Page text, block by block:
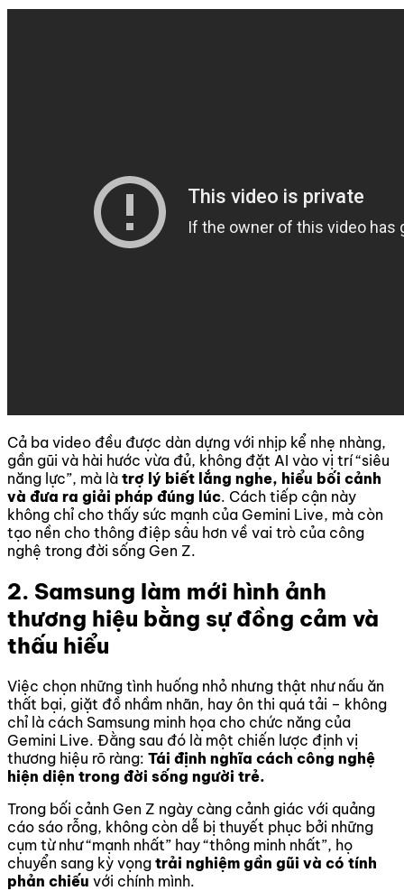
Cả ba video đều được dàn dựng với nhịp kể nhẹ nhàng,
gần gũi và hài hước vừa đủ, không đặt AI vào vị trí “siêu
năng lực”, mà là trợ lý biết lắng nghe, hiểu bối cảnh
và đưa ra giải pháp đúng lúc. Cách tiếp cận này
không chỉ cho thấy sức mạnh của Gemini Live, mà còn
tạo nền cho thông điệp sâu hơn về vai trò của công
nghệ trong đời sống Gen Z.
2. Samsung làm mới hình ảnh
thương hiệu bằng sự đồng cảm và
thấu hiểu
Việc chọn những tình huống nhỏ nhưng thật như nấu ăn
thất bại, giặt đồ nhầm nhãn, hay ôn thi quá tải – không
chỉ là cách Samsung minh họa cho chức năng của
Gemini Live. Đằng sau đó là một chiến lược định vị
thương hiệu rõ ràng: Tái định nghĩa cách công nghệ
hiện diện trong đời sống người trẻ.
Trong bối cảnh Gen Z ngày càng cảnh giác với quảng
cáo sáo rỗng, không còn dễ bị thuyết phục bởi những
cụm từ như “mạnh nhất” hay “thông minh nhất”, họ
chuyển sang kỳ vọng trải nghiệm gần gũi và có tính
phản chiếu với chính mình.